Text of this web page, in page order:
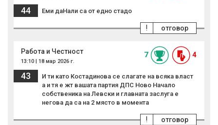
44 Еми даНали са от едно стадо
отговор
!
Работа и Честност
13:10 | 18 мар 2026 г.
7 4
43
И ти като Костадинова се слагате на всяка власт
а и тя е жт вашата партия ДПС Ново Начало
собственика на Левски и главната заслуга е
негова да са на 2 място в момента
отговор
!